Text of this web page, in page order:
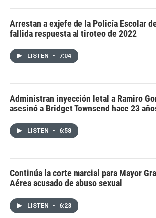
Arrestan a exjefe de la Policía Escolar
fallida respuesta al tiroteo de 2022
LISTEN • 7:04
Administran inyección letal a Ramiro
asesinó a Bridget Townsend hace 23
LISTEN • 6:58
Continúa la corte marcial para Mayor
Aérea acusado de abuso sexual
LISTEN • 6:23